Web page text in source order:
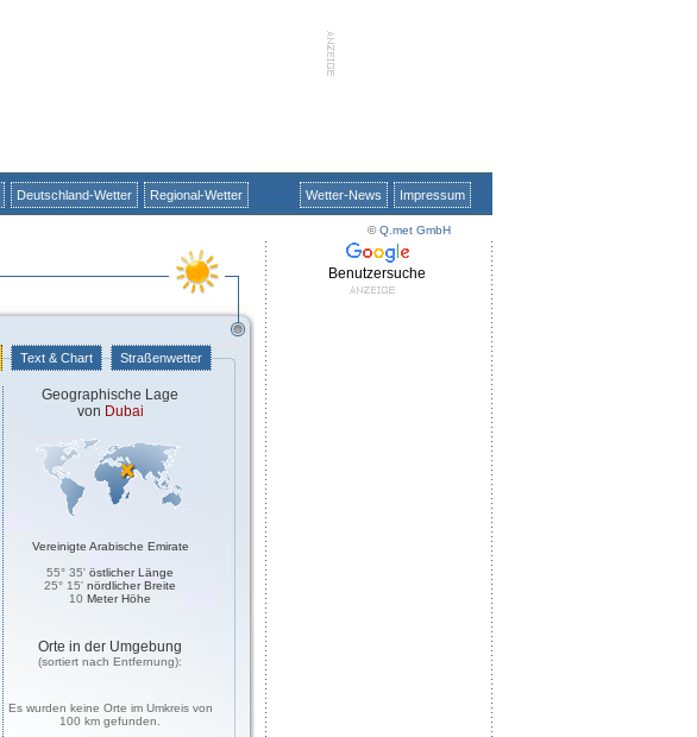
Deutschland-Wetter Regional-Wetter Wetter-News Impressum
©Q.met GmbH
Text & Chart Straßenwetter
Geographische Lage
von Dubai
Vereinigte Arabische Emirate
55° 35' östlicher Länge
25° 15' nördlicher Breite
10 Meter Höhe
Orte in der Umgebung
(sortiert nach Entfernung):
Es wurden keine Orte im Umkreis von
100 km gefunden.
Benutzersuche